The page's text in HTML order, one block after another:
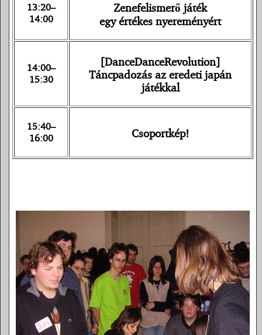
13:20–
14:00
Zenefelismerő játék
egy értékes nyereményért
14:00–
15:30
[DanceDanceRevolution]
Táncpadozás az eredeti japán
játékkal
15:40–
16:00
Csoportkép!